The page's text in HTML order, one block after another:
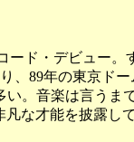
ード・デビュー。
、89年の東京ドー
。音楽は言うま
な才能を披露し